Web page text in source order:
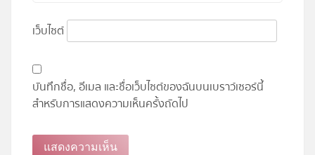
เว็บไซต์
บันทึกชื่อ, อีเมล และชื่อเว็บไซต์ของฉันบนเบราว์เซอร์นี้
สำหรับการแสดงความเห็นครั้งถัดไป